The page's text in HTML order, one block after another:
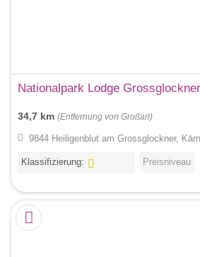
Nationalpark Lodge Grossglockner
34,7 km (Entfernung von Großarl)
9844 Heiligenblut am Grossglockner,
Klassifizierung: Preisniveau